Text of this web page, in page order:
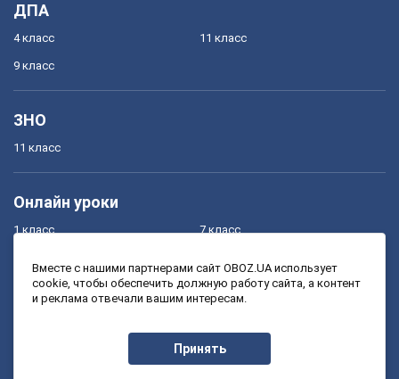
ДПА
4 класс
9 класс
11 класс
ЗНО
11 класс
Онлайн уроки
1 класс
3 класс
7 класс
9 класс
Вместе с нашими партнерами сайт OBOZ.UA использует
cookie, чтобы обеспечить должную работу сайта, а контент
и реклама отвечали вашим интересам.
Принять